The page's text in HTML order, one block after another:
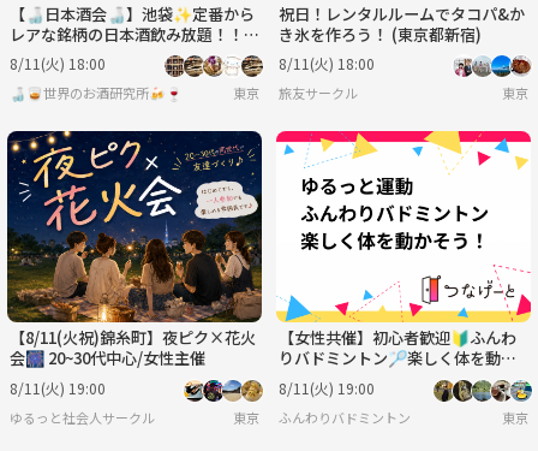
【🍶日本酒会🍶】池袋✨定番から
レアな銘柄の日本酒飲み放題！！！
🥰🍶
8/11(火) 18:00
🍶🥃世界のお酒研究所🍻🍷 東京
祝日！レンタルルームでタコパ&か
き氷を作ろう！ (東京都新宿)
8/11(火) 18:00
旅友サークル 東京
【8/11(火祝)錦糸町】夜ピク×花火
会🎆 20~30代中心/女性主催
8/11(火) 19:00
ゆるっと社会人サークル 東京
【女性共催】初心者歓迎🔰ふんわ
りバドミントン🏸楽しく体を動か
そう！
8/11(火) 19:00
ふんわりバドミントン 東京